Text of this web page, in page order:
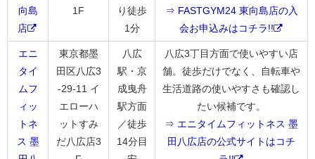
向島
店
1F
り徒歩
1分
⇒ FASTGYM24 東向島店の入
会お申込みはコチラ!!
エニ
タイ
ムフ
ィッ
トネ
ス 墨
東京都墨
田区八広3
-29-11 イ
エローハ
ットすみ
だ八広店3
八広
駅・京
成曳舟
駅方面
／徒歩
14分目
八広3丁目方面で使いやすい店
舗。徒歩だけでなく、自転車や
生活道路の使いやすさも確認し
たい候補です。
⇒ エニタイムフィットネス 墨
田八広店の公式サイトはコチ